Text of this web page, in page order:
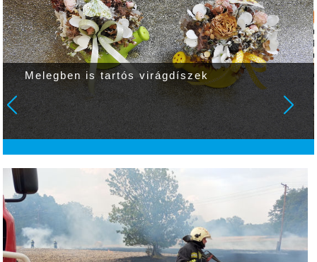
Melegben is tartós virágdíszek